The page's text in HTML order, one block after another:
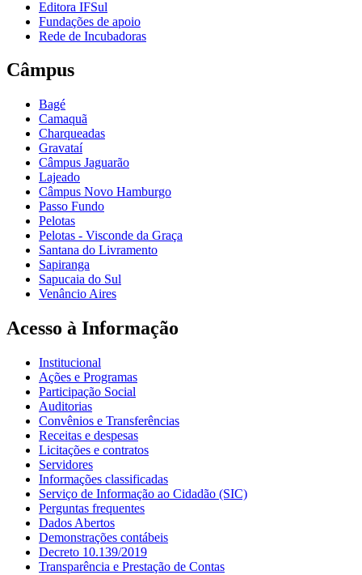
Editora IFSul
Fundações de apoio
Rede de Incubadoras
Câmpus
Bagé
Camaquã
Charqueadas
Gravataí
Câmpus Jaguarão
Lajeado
Câmpus Novo Hamburgo
Passo Fundo
Pelotas
Pelotas - Visconde da Graça
Santana do Livramento
Sapiranga
Sapucaia do Sul
Venâncio Aires
Acesso à Informação
Institucional
Ações e Programas
Participação Social
Auditorias
Convênios e Transferências
Receitas e despesas
Licitações e contratos
Servidores
Informações classificadas
Serviço de Informação ao Cidadão (SIC)
Perguntas frequentes
Dados Abertos
Demonstrações contábeis
Decreto 10.139/2019
Transparência e Prestação de Contas